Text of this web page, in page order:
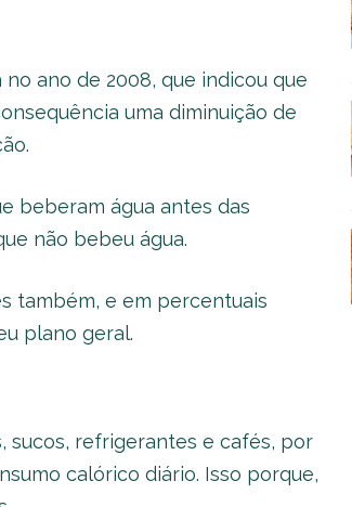
ano de 2008, que indicou que
uma diminuição de
beberam água antes das
não bebeu água.
também, e em percentuais
plano geral.
sucos, refrigerantes e cafés, por
calórico diário. Isso porque,